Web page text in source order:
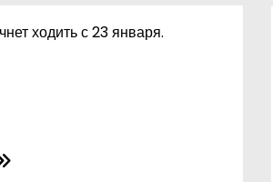
ходить с 23 января.